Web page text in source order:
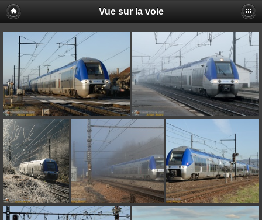
Vue sur la voie